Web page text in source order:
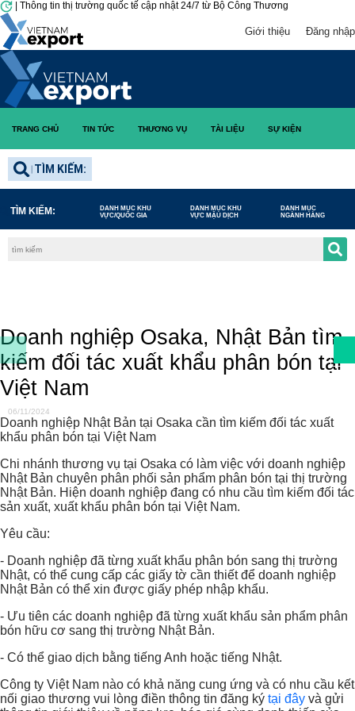
Thông tin thị trường quốc tế cập nhật 24/7 từ Bộ Công Thương
Giới thiệu Đăng nhập
TRANG CHỦ TIN TỨC THƯƠNG VỤ TÀI LIỆU SỰ KIỆN
Danh sách nhập khẩu
TÌM KIẾM:
DANH MỤC KHU
VỰC/QUỐC GIA
DANH MỤC KHU
VỰC MẬU DỊCH
DANH MỤC NGÀNH
HÀNG
Doanh nghiệp Osaka, Nhật Bản tìm
kiếm đối tác xuất khẩu phân bón tại
Việt Nam
06/11/2024
Doanh nghiệp Nhật Bản tại Osaka cần tìm kiếm đối tác xuất
khẩu phân bón tại Việt Nam
Chi nhánh thương vụ tại Osaka có làm việc với doanh
nghiệp Nhật Bản chuyên phân phối sản phẩm phân bón tại
thị trường Nhật Bản. Hiện doanh nghiệp đang có nhu cầu
tìm kiếm đối tác sản xuất, xuất khẩu phân bón tại Việt Nam.
- Doanh nghiệp đã từng xuất khẩu phân bón sang thị
trường Nhật, có thể cung cấp các giấy tờ cần thiết để
khẩu.
- Ưu tiên các doanh nghiệp đã từng xuất khẩu sản phẩm
phân bón hữu cơ sang thị trường Nhật Bản.
- Có thể giao dịch bằng tiếng Anh hoặc tiếng Nhật.